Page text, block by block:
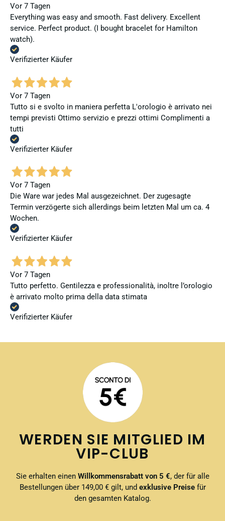
Vor 7 Tagen
Everything was easy and smooth. Fast delivery. Excellent
service. Perfect product. (I bought bracelet for Hamilton
watch).
Verifizierter Käufer
Vor 7 Tagen
Tutto si e svolto in maniera perfetta L'orologio è arrivato nei
tempi previsti Ottimo servizio e prezzi ottimi Complimenti a
tutti
Verifizierter Käufer
Vor 7 Tagen
Die Ware war jedes Mal ausgezeichnet. Der zugesagte
Termin verzögerte sich allerdings beim letzten Mal um ca. 4
Wochen.
Verifizierter Käufer
Vor 7 Tagen
Tutto perfetto. Gentilezza e professionalità, inoltre l’orologio
è arrivato molto prima della data stimata
Verifizierter Käufer
WERDEN SIE MITGLIED IM
VIP-CLUB
Sie erhalten einenWillkommensrabatt von 5 €, der für alle
Bestellungen über 149,00 € gilt, und exklusive Preisefür
den gesamten Katalog.